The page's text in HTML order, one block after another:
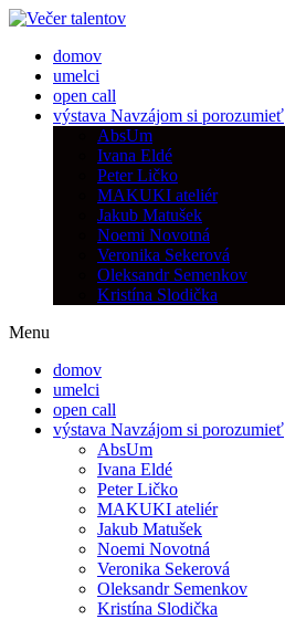
domov
umelci
open call
výstava Navzájom si porozumieť
AbsUm
Ivana Eldé
Peter Ličko
MAKUKI ateliér
Jakub Matušek
Noemi Novotná
Veronika Sekerová
Oleksandr Semenkov
Kristína Slodička
Menu
domov
umelci
open call
výstava Navzájom si porozumieť
AbsUm
Ivana Eldé
Peter Ličko
MAKUKI ateliér
Jakub Matušek
Noemi Novotná
Veronika Sekerová
Oleksandr Semenkov
Kristína Slodička